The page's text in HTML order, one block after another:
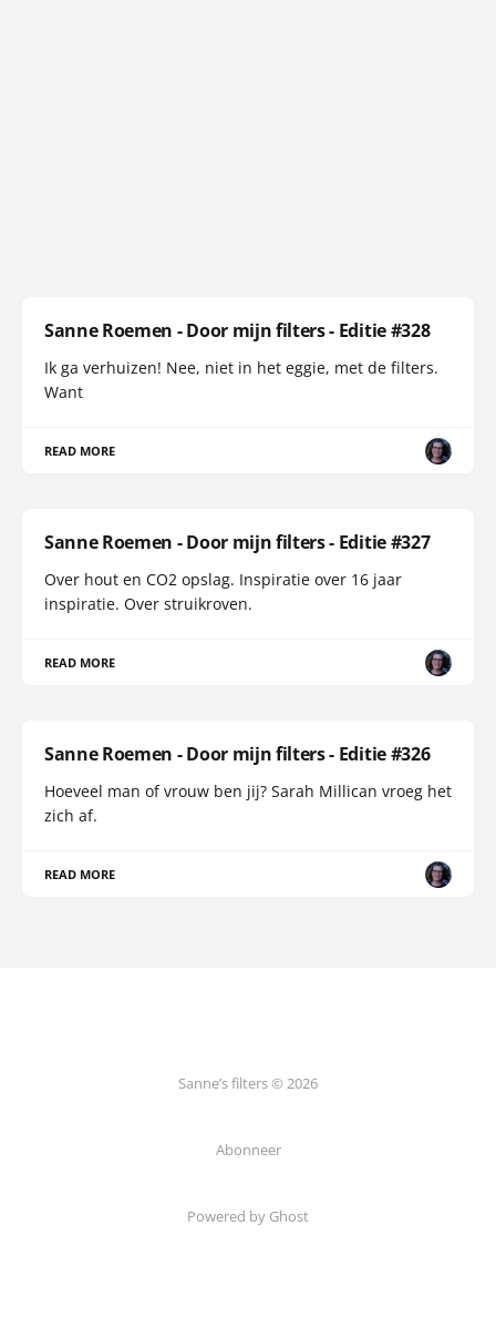
Sanne Roemen - Door mijn filters - Editie #328
Ik ga verhuizen! Nee, niet in het eggie, met de filters.
Want
READ MORE
Sanne Roemen - Door mijn filters - Editie #327
Over hout en CO2 opslag. Inspiratie over 16 jaar
inspiratie. Over struikroven.
READ MORE
Sanne Roemen - Door mijn filters - Editie #326
Hoeveel man of vrouw ben jij? Sarah Millican vroeg het
zich af.
READ MORE
Sanne’s filters © 2026
Abonneer
Powered by Ghost